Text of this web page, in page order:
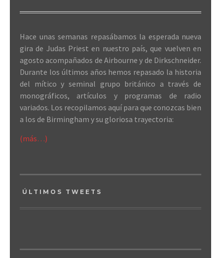
Hace unas semanas repasábamos la esperada nueva
gira de Judas Priest en nuestro país, que vuelven en
agosto acompañados de Airbourne y de Dirkschneider.
Durante los últimos años hemos repasado la historia
del mítico y seminal grupo británico a través de
monográficos, artículos y programas de radio
variados. Los recopilamos aquí para que conozcas bien
a los de Birmingham y su gloriosa trayectoria:
(más…)
ÚLTIMOS TWEETS